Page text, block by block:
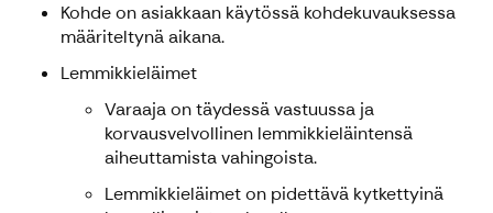
Kohde on asiakkaan käytössä kohdekuvauksessa
määriteltynä aikana.
Lemmikkieläimet
Varaaja on täydessä vastuussa ja
korvausvelvollinen lemmikkieläintensä
aiheuttamista vahingoista.
Lemmikkieläimet on pidettävä kytkettyinä